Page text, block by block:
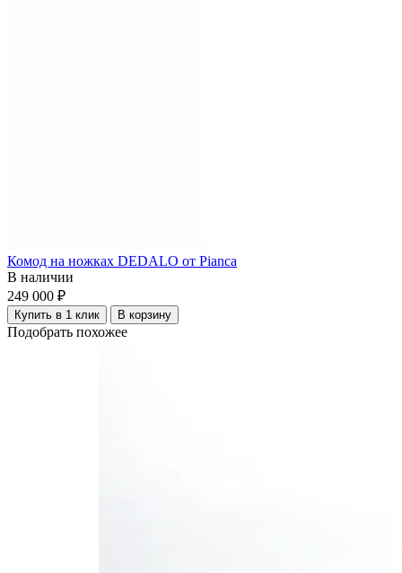
Комод на ножках DEDALO от Pianca
В наличии
249 000 ₽
Купить в 1 клик В корзину
Подобрать похожее